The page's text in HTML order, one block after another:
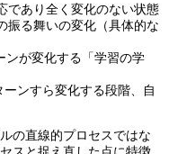
であり全く変化のない状態
振る舞いの変化（具体的な
ンが変化する「学習の学
ーンすら変化する段階、自
の直線的プロセスではな